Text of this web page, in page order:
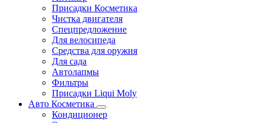
Присадки Косметика
Чистка двигателя
Спецпредложение
Для велосипеда
Средства для оружия
Для сада
Автолапмы
Фильтры
Присадки Liqui Moly
Авто Косметика
Кондиционер